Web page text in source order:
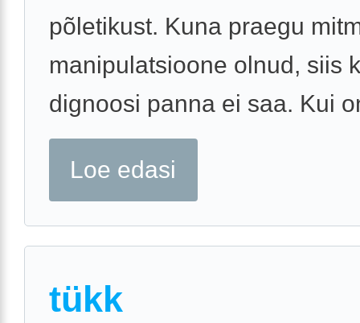
põletikust. Kuna praegu
manipulatsioone olnud, siis
dignoosi panna ei saa. Kui
Loe edasi
tükk